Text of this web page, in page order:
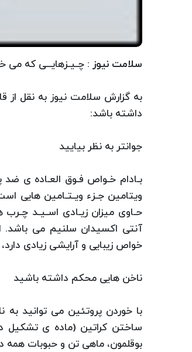
سلامت نیوز : چـیـزهایــی که می
به گزارش سلامت نیوز به نقل از
داشته باشد:
جوانتر به نظر بیایید
ویتامین جـزء ویـتـامین هایی
حـاوی میزان زیـادی اسـیـد
آنتی اکسیدان سلنیم می باشد.
خواص زیبایی و آرایشی زیادی
ناخن هایی محکم داشته باشید
با خوردن پروتئین می توانید
ساختن کراتین (ماده ی
بوقلمون، ماهی تن و حبوبات همه